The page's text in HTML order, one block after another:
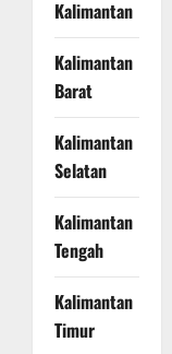
Kalimantan
Kalimantan
Barat
Kalimantan
Selatan
Kalimantan
Tengah
Kalimantan
Timur